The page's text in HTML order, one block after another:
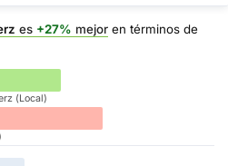
es +27% mejor en términos de
(Local)